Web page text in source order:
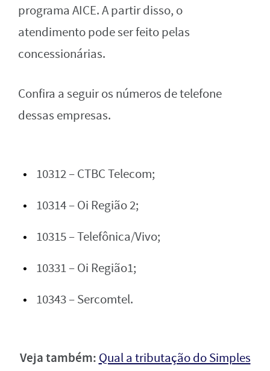
programa AICE. A partir disso, o
atendimento pode ser feito pelas
concessionárias.
Confira a seguir os números de telefone
dessas empresas.
10312 – CTBC Telecom;
10314 – Oi Região 2;
10315 – Telefônica/Vivo;
10331 – Oi Região1;
10343 – Sercomtel.
Veja também: Qual a tributação do Simples